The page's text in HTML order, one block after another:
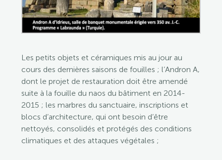
Les petits objets et céramiques mis au jour au
cours des dernières saisons de fouilles ; l’Andron A,
dont le projet de restauration doit être amendé
suite à la fouille du naos du bâtiment en 2014-
2015 ; les marbres du sanctuaire, inscriptions et
blocs d’architecture, qui ont besoin d’être
nettoyés, consolidés et protégés des conditions
climatiques et des attaques végétales ;